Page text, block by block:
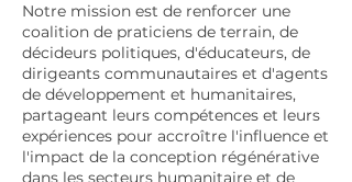
Notre mission est de renforcer une
coalition de praticiens de terrain, de
décideurs politiques, d'éducateurs, de
dirigeants communautaires et d'agents
de développement et humanitaires,
partageant leurs compétences et leurs
expériences pour accroître l'influence et
l'impact de la conception régénérative
dans les secteurs humanitaire et de